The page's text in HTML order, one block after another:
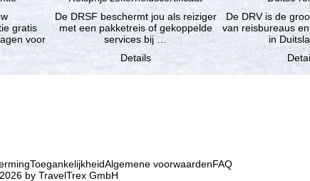
gratis
voor
De DRSF beschermt jou als reiziger
met een pakketreis of gekoppelde
services bij …
Details
De DRV is de
van reisbureaus
in
ToegankelijkheidAlgemene voorwaardenFAQ
by TravelTrex GmbH